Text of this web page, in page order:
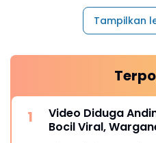
Tampilkan
Video Diduga
Bocil Viral,